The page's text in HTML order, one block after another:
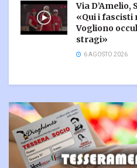
Via
«Qui i
Vogliono
stragi»
6 AGOSTO 2026